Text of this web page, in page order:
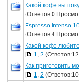
Какой кофе вы
(Ответов:0
Espresso Intenso
(Ответов:4
Какой кофе
[
1, 2
Как приготовить
[
1, 2